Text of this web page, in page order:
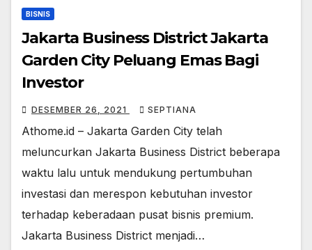
BISNIS
Jakarta Business District Jakarta
Garden City Peluang Emas Bagi
Investor
DESEMBER 26, 2021 SEPTIANA
Athome.id – Jakarta Garden City telah
meluncurkan Jakarta Business District beberapa
waktu lalu untuk mendukung pertumbuhan
investasi dan merespon kebutuhan investor
terhadap keberadaan pusat bisnis premium.
Jakarta Business District menjadi…